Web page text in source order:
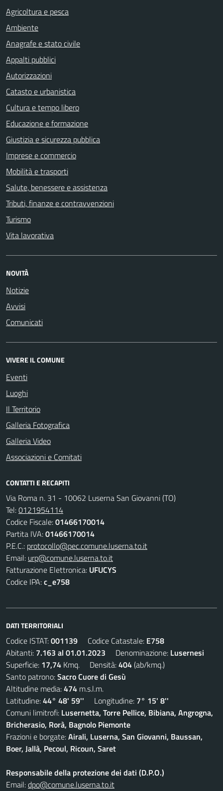
Agricoltura e pesca
Ambiente
Anagrafe e stato civile
Appalti pubblici
Autorizzazioni
Catasto e urbanistica
Cultura e tempo libero
Educazione e formazione
Giustizia e sicurezza pubblica
Imprese e commercio
Mobilità e trasporti
Salute, benessere e assistenza
Tributi, finanze e contravvenzioni
Turismo
Vita lavorativa
NOVITÀ
Notizie
Avvisi
Comunicati
VIVERE IL COMUNE
Eventi
Luoghi
Il Territorio
Galleria Fotografica
Galleria Video
Associazioni e Comitati
CONTATTI E RECAPITI
Via Roma n. 31 - 10062 Luserna San Giovanni (TO)
Tel:0121954114
Codice Fiscale:01466170014
Partita IVA:01466170014
P.E.C.: protocollo@pec.comune.luserna.to.it
Email: urp@comune.luserna.to.it
Fatturazione Elettronica: UFUCYS
Codice IPA:c_e758
DATI TERRITORIALI
Codice ISTAT:001139 Codice Catastale: E758
Abitanti: 7.163 al 01.01.2023 Denominazione: Lusernesi
Superficie: 17,74 Kmq. Densità:404(ab/kmq.)
Santo patrono:Sacro Cuore di Gesù
Altitudine media:474 m.s.l.m.
Latitudine:44° 48' 59'' Longitudine: 7° 15' 8''
Comuni limitrofi: Lusernetta, Torre Pellice, Bibiana, Angrogna,
Bricherasio, Rorà, Bagnolo Piemonte
Frazioni e borgate:Airali, Luserna, San Giovanni, Baussan,
Boer, Jallà, Pecoul, Ricoun, Saret
Responsabile della protezione dei dati (D.P.O.)
Email:dpo@comune.luserna.to.it